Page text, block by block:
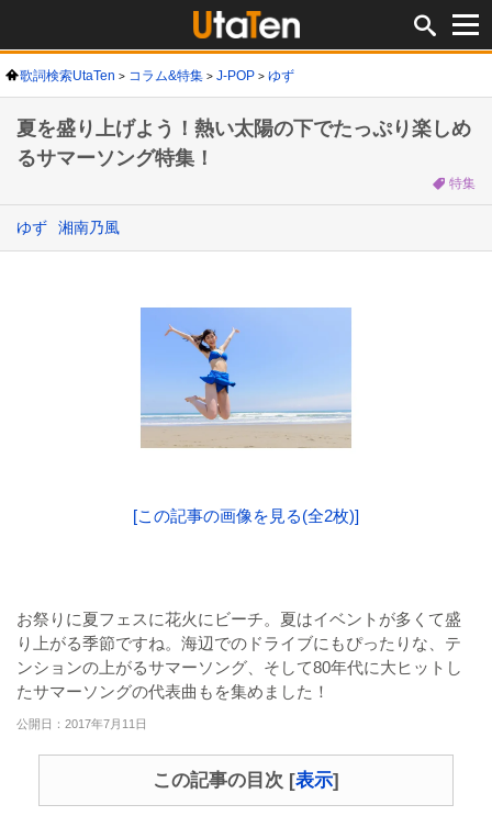
歌詞検索UtaTen コラム&特集 J-POP ゆず
夏を盛り上げよう！熱い太陽の下でたっぷり楽しめ
るサマーソング特集！
特集
ゆず 湘南乃風
[この記事の画像を見る(全2枚)]
お祭りに夏フェスに花火にビーチ。夏はイベントが多くて盛
り上がる季節ですね。海辺でのドライブにもぴったりな、テ
ンションの上がるサマーソング、そして80年代に大ヒットし
たサマーソングの代表曲もを集めました！
公開日：2017年7月11日
この記事の目次 [表示]